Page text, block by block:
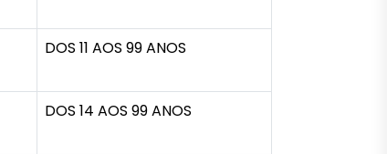
DOS 11 AOS 99 ANOS
DOS 14 AOS 99 ANOS